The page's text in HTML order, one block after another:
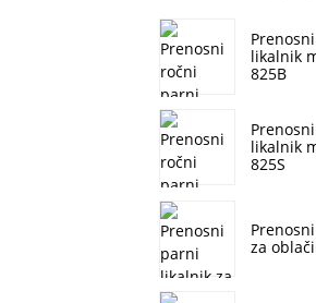
likalnik
825B
likalnik
825S
za